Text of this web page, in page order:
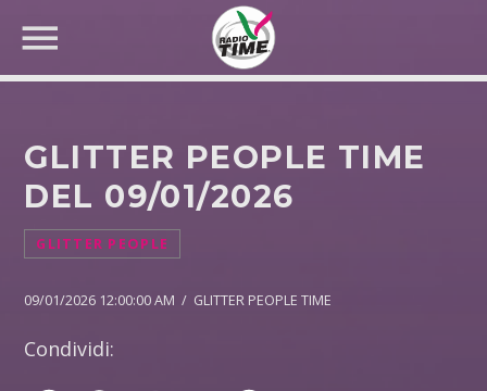
CERCA NEL SITO WEB:
GLITTER PEOPLE TIME
DEL 09/01/2026
GLITTER PEOPLE
09/01/2026 12:00:00 AM / GLITTER PEOPLE TIME
Condividi: